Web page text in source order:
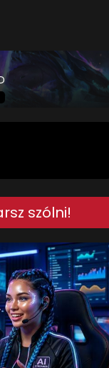
szólni!